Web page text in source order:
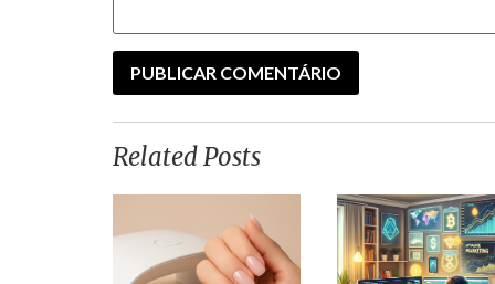
Related Posts